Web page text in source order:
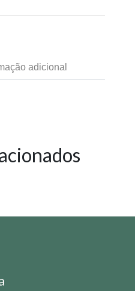
adicional